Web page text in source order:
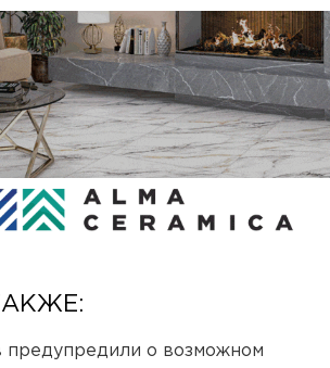
предупредили о возможном